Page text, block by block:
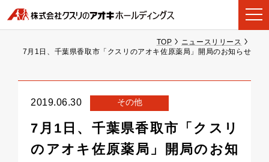
TOP
ニュースリリース
7月1日、千葉県香取市「クスリのアオキ佐原薬局」開局のお知らせ
2019.06.30 その他
7月1日、千葉県香取市「クスリ
のアオキ佐原薬局」開局のお知